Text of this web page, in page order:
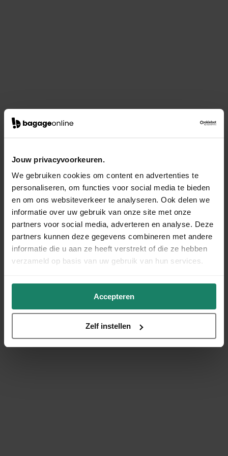
Jouw privacyvoorkeuren.
We gebruiken cookies om content en advertenties te
personaliseren, om functies voor social media te bieden
en om ons websiteverkeer te analyseren. Ook delen we
informatie over uw gebruik van onze site met onze
partners voor social media, adverteren en analyse. Deze
partners kunnen deze gegevens combineren met andere
informatie die u aan ze heeft verstrekt of die ze hebben
verzameld op basis van uw gebruik van hun services.
Accepteren
Zelf instellen